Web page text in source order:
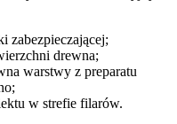
zabezpieczającej;
drewna;
warstwy z preparatu
w strefie filarów.